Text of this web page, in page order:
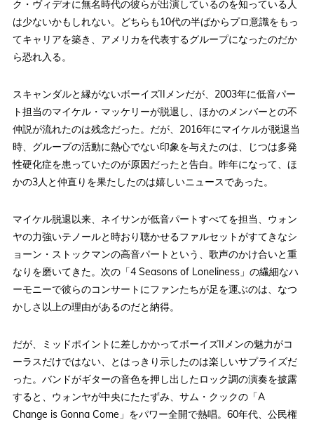
ク・ヴィデオに無名時代の彼らが出演しているのを知っている人
は少ないかもしれない。どちらも10代の半ばからプロ意識をもっ
てキャリアを築き、アメリカを代表するグループになったのだか
ら恐れ入る。
スキャンダルと縁がないボーイズIIメンだが、2003年に低音パー
ト担当のマイケル・マッケリーが脱退し、ほかのメンバーとの不
仲説が流れたのは残念だった。だが、2016年にマイケルが脱退当
時、グループの活動に熱心でない印象を与えたのは、じつは多発
性硬化症を患っていたのが原因だったと告白。昨年になって、ほ
かの3人と仲直りを果たしたのは嬉しいニュースであった。
マイケル脱退以来、ネイサンが低音パートすべてを担当、ウォン
ヤの力強いテノールと時おり聴かせるファルセットがすてきなシ
ョーン・ストックマンの高音パートという、歌声のかけ合いと重
なりを磨いてきた。次の「4 Seasons of Loneliness」の繊細なハ
ーモニーで彼らのコンサートにファンたちが足を運ぶのは、なつ
かしさ以上の理由があるのだと納得。
だが、ミッドポイントに差しかかってボーイズIIメンの魅力がコ
ーラスだけではない、とはっきり示したのは楽しいサプライズだ
った。バンドがギターの音色を押し出したロック調の演奏を披露
すると、ウォンヤが中央にたたずみ、サム・クックの「A
Change is Gonna Come」をパワー全開で熱唱。60年代、公民権